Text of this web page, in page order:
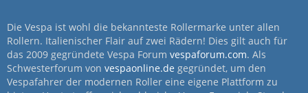
Die Vespa ist wohl die bekannteste Rollermarke unter allen
Rollern. Italienischer Flair auf zwei Rädern! Dies gilt auch für
das 2009 gegründete Vespa Forum vespaforum.com. Als
Schwesterforum von vespaonline.de gegründet, um den
Vespafahrer der modernen Roller eine eigene Plattform zu